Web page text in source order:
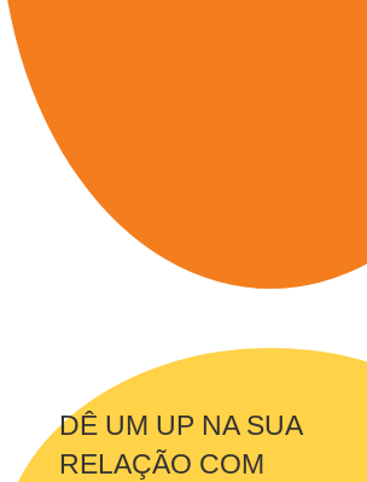
DÊ UM UP NA SUA
RELAÇÃO COM